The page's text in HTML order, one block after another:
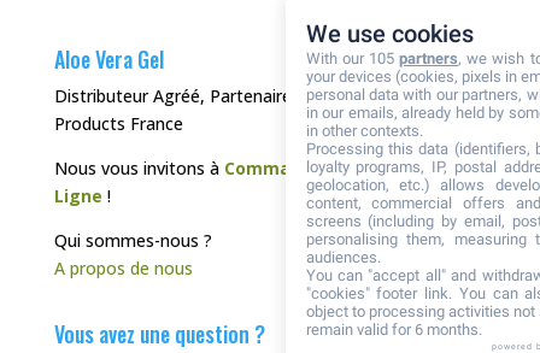
Aloe Vera Gel
Distributeur Agréé, Partenaire de Forever Living
Products France
Nous vous invitons à Commander directement en
Ligne !
Qui sommes-nous ?
A propos de nous
Vous avez une question ?
We use cookies
With our 105partners, we wish
your devices (cookies, pixels in
personal data with our partners,
in our emails, already held by
in other contexts.
Processing this data (identifiers,
loyalty programs, IP, postal
geolocation, etc.) allows
content, commercial offers
screens (including by email,
personalising them, measuring
audiences.
You can "accept all" and
"cookies" footer link. You can
object to processing activities
remain valid for 6 months.
powered